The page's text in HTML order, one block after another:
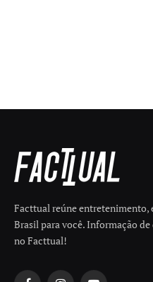
Facttual reúne entretenimento,
Brasil para você. Informação
no Facttual!